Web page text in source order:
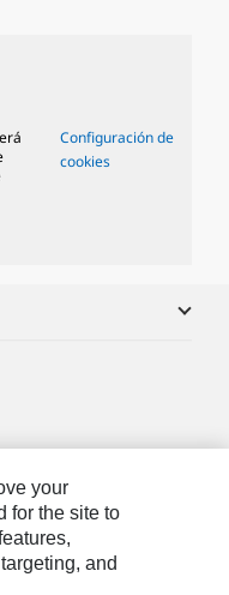
Configuración de
cookies
your
for the site to
and